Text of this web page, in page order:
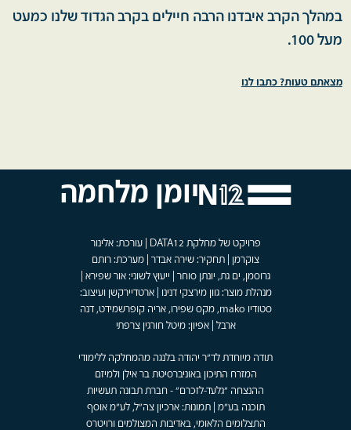
במהלך הקרב איבדנו הרבה חיילים בקרב הגדוד שלנו כמעט
מעל 100.
מצאתם טעות? כתבו לנו
יומן מלחמה
פרויקט של מחלקת DATA12 | עורכת: אלינור
צוקרמן | תחקיר: שירה אבדר | מערכת: רותם
גרוסמן, ים גת, יונתן סוחר | ייעוץ לשוני: אור שפירא |
מנהלת מוצר: גוון מירצקי דנינו | ארטדיירקשן ועיצוב:
סטודיו mako, מקס שפירו, אריה קופרשמידט, דנה
ארבל | אפיון: מיטל חורגין צרפתי
תודה מיוחדת לד"ר יהודה בלנגה מהמחלקה ללימודי
המזרח התיכון באוניברסיטת בר אילן ולמיזם
ההנצחה "גלעד-לזכרם" - חברת תבונה תעשיות
תוכנה בע"מ | תמונות: ארכיון צה"ל, לע"מ אוסף
התצלומים הלאומי, באדיבות המצולמים ורויטרס